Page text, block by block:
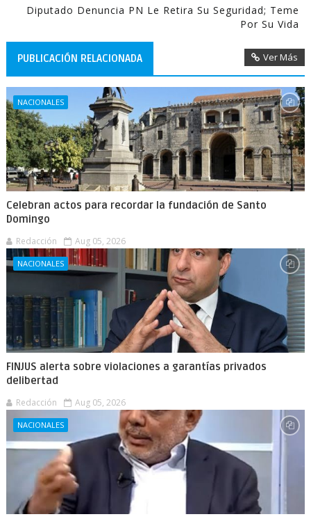
Diputado Denuncia PN Le Retira Su Seguridad; Teme
Por Su Vida
PUBLICACIÓN RELACIONADA Ver Más
NACIONALES
Celebran actos para recordar la fundación de Santo
Domingo
Redacción Aug 05, 2026
NACIONALES
FINJUS alerta sobre violaciones a garantías privados
delibertad
Redacción Aug 05, 2026
NACIONALES